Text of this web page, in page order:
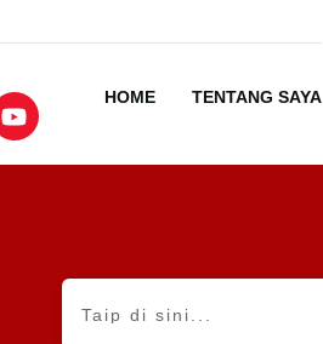
HOME TENTANG SAYA